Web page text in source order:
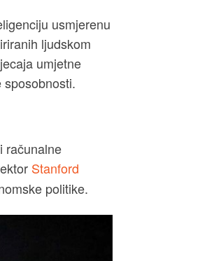
usmjerenu
ljudskom
umjetne
računalne
Stanford
politike.